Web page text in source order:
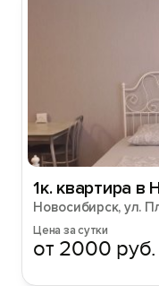
1к. квартира в
Новосибирск, ул.
Цена за сутки
от 2000 руб.